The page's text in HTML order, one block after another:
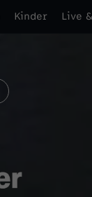
Kinder Live